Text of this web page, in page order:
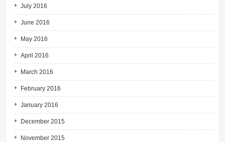
July 2016
June 2016
May 2016
April 2016
March 2016
February 2016
January 2016
December 2015
November 2015